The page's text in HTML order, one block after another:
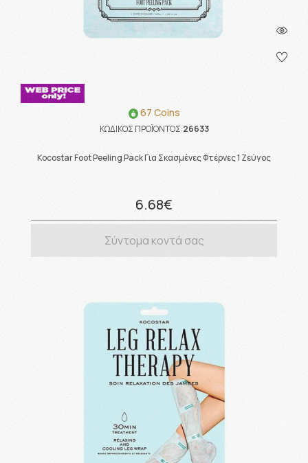
67 Coins
ΚΩΔΙΚΟΣ ΠΡΟΪΟΝΤΟΣ:26633
Kocostar Foot Peeling Pack Για Σκασμένες Φτέρνες 1 Ζεύγος
6.68€
Σύντομα κοντά σας